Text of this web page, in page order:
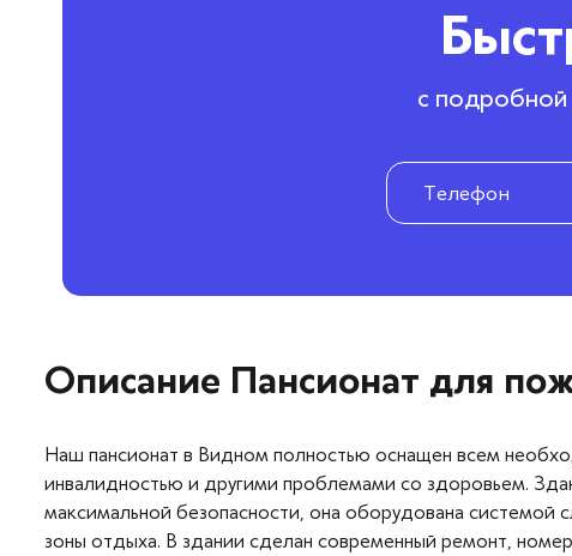
с подробной
Описание Пансионат для
Наш пансионат в Видном полностью оснащен всем
инвалидностью и другими проблемами со здоровьем.
максимальной безопасности, она оборудована системой
зоны отдыха. В здании сделан современный ремонт,